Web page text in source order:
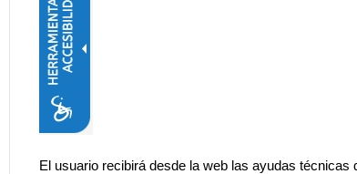
El usuario recibirá desde la web las ayudas